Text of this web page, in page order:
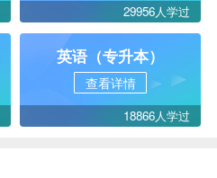
29956人学过
英语（专升本）
查看详情
18866人学过